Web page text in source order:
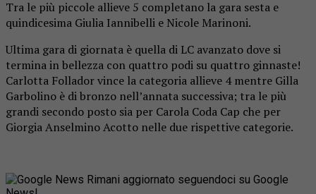
Tra le più piccole allieve 5 completano la gara sesta e
quindicesima Giulia Iannibelli e Nicole Marinoni.
Ultima gara di giornata è quella di LC avanzato dove si
termina in bellezza con quattro podi su quattro ginnaste!
Carlotta Follador vince la categoria allieve 4 mentre Gilla
Garbolino è di bronzo nell’annata successiva; tra le più
grandi secondo posto sia per Carola Coda Cap che per
Giorgia Anselmino Acotto nelle due rispettive categorie.
Rimani aggiornato seguendoci su Google